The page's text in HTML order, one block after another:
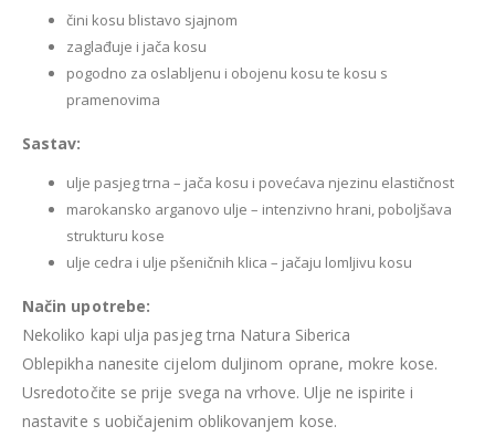
čini kosu blistavo sjajnom
zaglađuje i jača kosu
pogodno za oslabljenu i obojenu kosu te kosu s
pramenovima
Sastav:
ulje pasjeg trna – jača kosu i povećava njezinu elastičnost
marokansko arganovo ulje – intenzivno hrani, poboljšava
strukturu kose
ulje cedra i ulje pšeničnih klica – jačaju lomljivu kosu
Način upotrebe:
Nekoliko kapi ulja pasjeg trna Natura Siberica
Oblepikha nanesite cijelom duljinom oprane, mokre kose.
Usredotočite se prije svega na vrhove. Ulje ne ispirite i
nastavite s uobičajenim oblikovanjem kose.